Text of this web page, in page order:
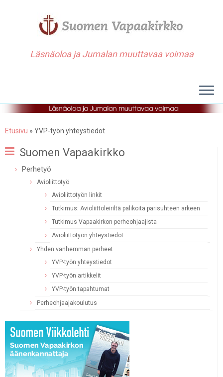
Läsnäoloa ja Jumalan muuttavaa voimaa
Etusivu » YVP-työn yhteystiedot
Suomen Vapaakirkko
Perhetyö
Avioliittotyö
Avioliittotyön linkit
Tutkimus: Avioliittoleiriltä palikoita parisuhteen arkeen
Tutkimus Vapaakirkon perheohjaajista
Avioliittotyön yhteystiedot
Yhden vanhemman perheet
YVP-työn yhteystiedot
YVP-työn artikkelit
YVP-työn tapahtumat
Perheohjaajakoulutus